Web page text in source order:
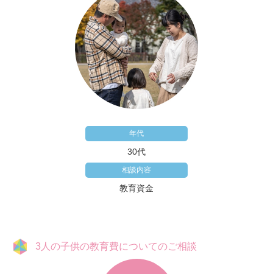
年代
30代
相談内容
教育資金
3人の子供の教育費についてのご相談